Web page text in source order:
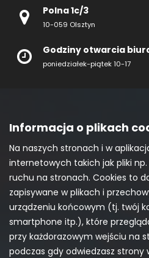
Polna 1c/3
10-059 Olsztyn
Godziny otwarcia
poniedziałek-piątek 10-17
Informacja o plikach
Na naszych stronach i w
internetowych takich jak pliki
ruchu na stronach. Cookies to
zapisywane w plikach i
urządzeniu końcowym (tj. twój
smartphone itp.), które
przy każdorazowym wejściu na
podczas gdy odwiedzasz strony